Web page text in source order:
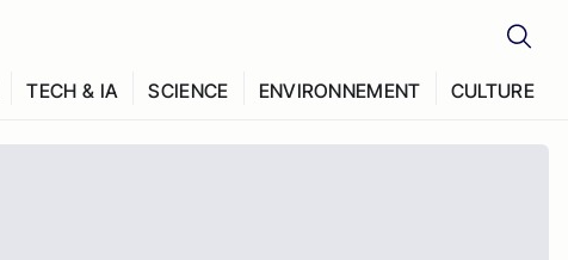
TECH & IA SCIENCE ENVIRONNEMENT CULTURE